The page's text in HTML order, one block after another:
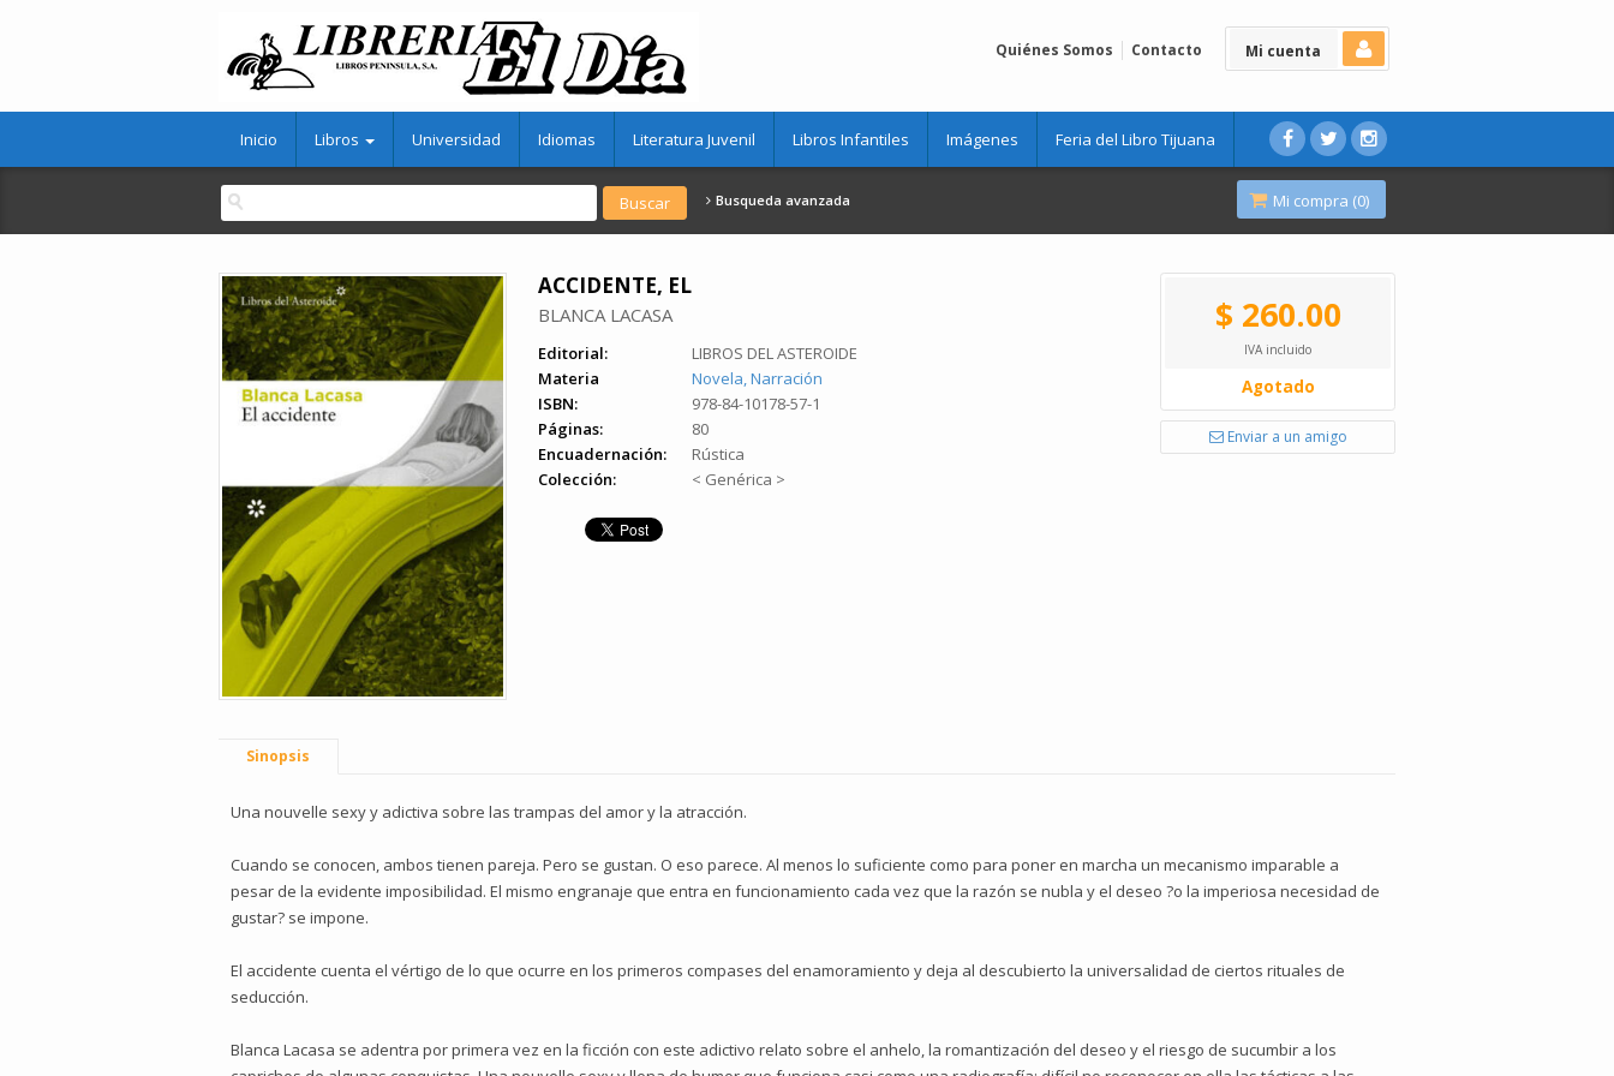
Mi cuenta
Quiénes Somos Contacto
Inicio Libros Universidad Idiomas Literatura Juvenil Libros Infantiles Imágenes Feria del Libro Tijuana
Busqueda avanzada Mi compra (0)
ACCIDENTE, EL
BLANCA LACASA
Editorial:
LIBROS DEL ASTEROIDE
Materia
Novela, Narración
ISBN:
978-84-10178-57-1
Páginas:
80
Encuadernación:
Rústica
Colección:
< Genérica >
$ 260.00
IVA incluido
Agotado
Enviar a un amigo
Sinopsis
Una nouvelle sexy y adictiva sobre las trampas del amor y la atracción.
Cuando se conocen, ambos tienen pareja. Pero se gustan. O eso parece. Al menos lo suficiente como para poner en marcha un mecanismo imparable a
pesar de la evidente imposibilidad. El mismo engranaje que entra en funcionamiento cada vez que la razón se nubla y el deseo ?o la imperiosa necesidad de
gustar? se impone.
El accidente cuenta el vértigo de lo que ocurre en los primeros compases del enamoramiento y deja al descubierto la universalidad de ciertos rituales de
seducción.
Blanca Lacasa se adentra por primera vez en la ficción con este adictivo relato sobre el anhelo, la romantización del deseo y el riesgo de sucumbir a los